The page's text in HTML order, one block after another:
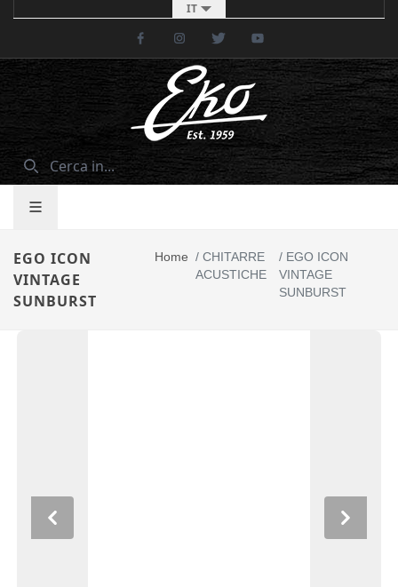
IT
FacebookInstagramTwitter
EGO ICON
VINTAGE
SUNBURST
Home /CHITARRE
ACUSTICHE
/ EGO ICON
VINTAGE
SUNBURST
Previous Next